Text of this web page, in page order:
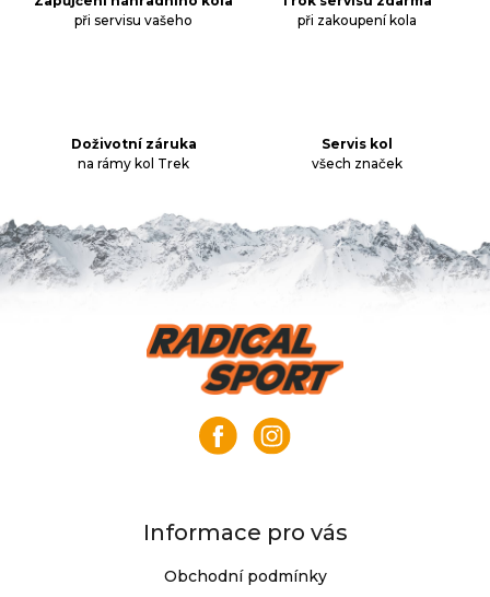
p
i
při servisu vašeho
při zakoupení kola
Doživotní záruka
na rámy kol Trek
Servis kol
všech značek
Informace pro vás
Obchodní podmínky